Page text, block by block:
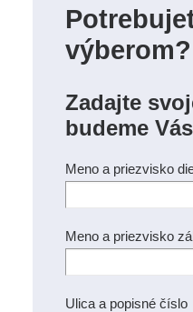
výberom?
Zadajte
budeme
Meno a priezvisko
Meno a priezvisko
Ulica a popisné číslo